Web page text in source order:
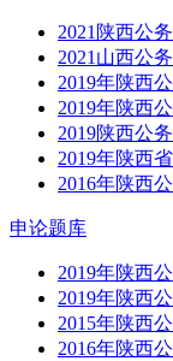
2021陕西公
2021山西公
2019年陕西
2019年陕西
2019陕西公
2019年陕西
2016年陕西
申论题库
2019年陕西
2019年陕西
2015年陕西
2016年陕西